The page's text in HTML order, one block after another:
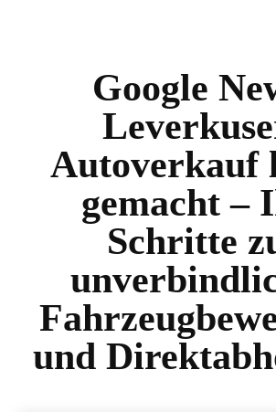
Google
Autoverkauf
gemacht –
Schritte
und